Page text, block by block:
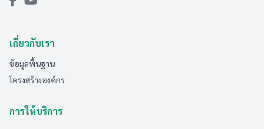
เกี่ยวกับเรา
ข้อมูลพื้นฐาน
โครงสร้างองค์กร
การให้บริการ